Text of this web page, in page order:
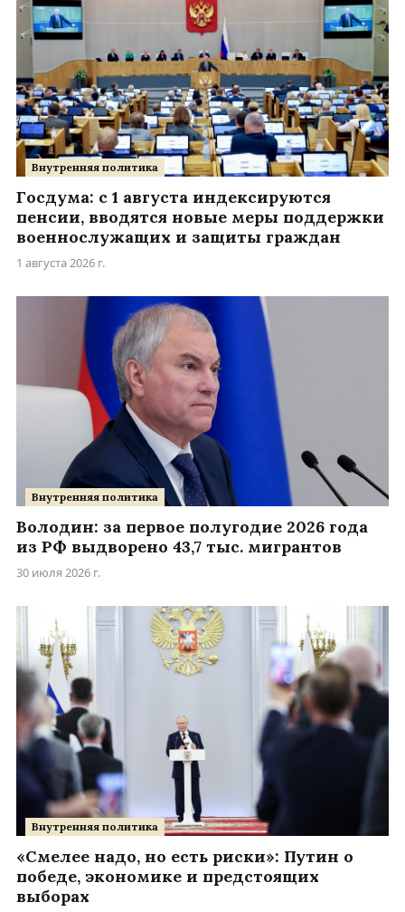
Внутренняя политика
Госдума: с 1 августа индексируются
пенсии, вводятся новые меры поддержки
военнослужащих и защиты граждан
1 августа 2026 г.
Внутренняя политика
Володин: за первое полугодие 2026 года
из РФ выдворено 43,7 тыс. мигрантов
30 июля 2026 г.
Внутренняя политика
«Смелее надо, но есть риски»: Путин о
победе, экономике и предстоящих
выборах